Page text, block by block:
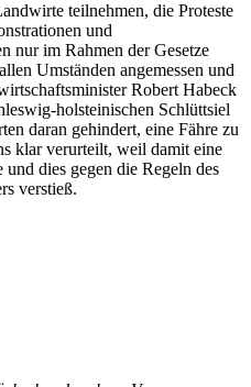
teilnehmen, die Proteste
und
nur im Rahmen der Gesetze
Umständen angemessen und
Robert Habeck
holsteinischen Schlüttsiel
daran gehindert, eine Fähre zu
klar verurteilt, weil damit eine
dies gegen die Regeln des
verstieß.